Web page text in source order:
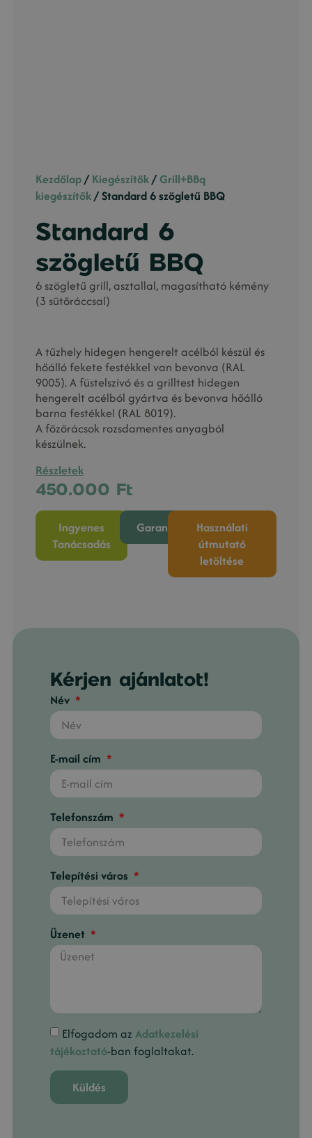
Kezdőlap/Kiegészítők/Grill+BBq
kiegészítők/ Standard 6 szögletű BBQ
Standard 6
szögletű BBQ
6 szögletű grill, asztallal, magasítható kémény
(3 sütőráccsal)
A tűzhely hidegen hengerelt acélból készül és
hőálló fekete festékkel van bevonva (RAL
9005). A füstelszívó és a grilltest hidegen
hengerelt acélból gyártva és bevonva hőálló
barna festékkel (RAL 8019).
A főzőrácsok rozsdamentes anyagból
készülnek.
Részletek
450.000 Ft
Ingyenes
Tanácsadás
Garancia
Használati
útmutató
letöltése
Kérjen ajánlatot!
Név
E-mail cím
Telefonszám
Telepítési város
Üzenet
Elfogadom azAdatkezelési
tájékoztató-ban foglaltakat.
Küldés